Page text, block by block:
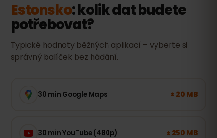
Estonsko: kolik dat budete
potřebovat?
Typické hodnoty běžných aplikací – vyberte si
správný balíček bez hádání.
30 min Google Maps ± 20 MB
30 min YouTube (480p) ± 250 MB